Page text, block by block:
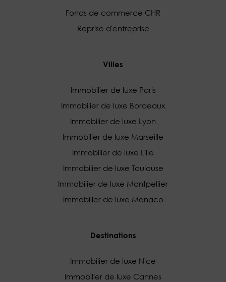
Fonds de commerce CHR
Reprise d'entreprise
Villes
Immobilier de luxe Paris
Immobilier de luxe Bordeaux
Immobilier de luxe Lyon
Immobilier de luxe Marseille
Immobilier de luxe Lille
Immobilier de luxe Toulouse
Immobilier de luxe Montpellier
Immobilier de luxe Monaco
Destinations
Immobilier de luxe Nice
Immobilier de luxe Cannes